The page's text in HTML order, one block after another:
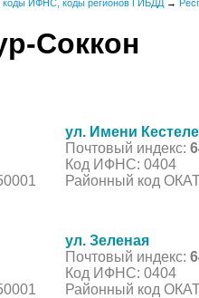
ИФНС, коды регионов ГИБДД →
Соккон
ул. Имени
Почтовый индекс:
Код ИФНС: 0404
Районный код
ул. Зеленая
Почтовый индекс:
Код ИФНС: 0404
Районный код